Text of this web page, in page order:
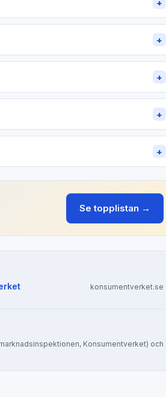
+
+
+
+
+
Se topplistan →
konsumentverket.se
Konsumentverket) och